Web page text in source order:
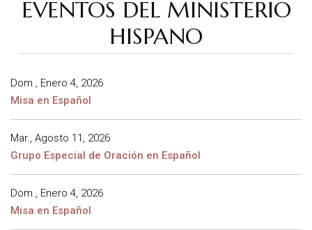
EVENTOS DEL MINISTERIO
HISPANO
Dom., Enero 4, 2026
Misa en Español
Mar., Agosto 11, 2026
Grupo Especial de Oración en Español
Dom., Enero 4, 2026
Misa en Español